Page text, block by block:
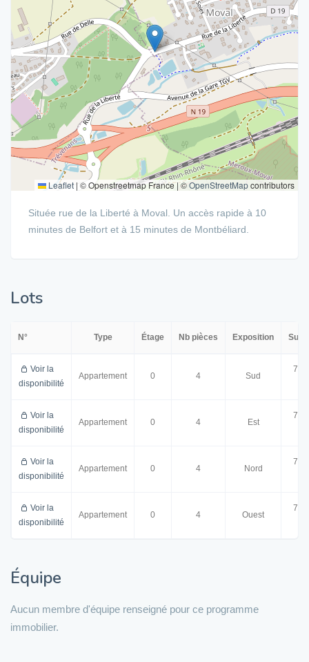
Leaflet | © Openstreetmap France | ©OpenStreetMapcontributors
Située rue de la Liberté à Moval. Un accès rapide à 10
minutes de Belfort et à 15 minutes de Montbéliard.
Lots
N° Type Étage Nb pièces Exposition
Voir la
disponibilité
Appartement 0 4 Sud
Voir la
disponibilité
Appartement 0 4 Est
Voir la
disponibilité
Appartement 0 4 Nord
Voir la
disponibilité
Appartement 0 4 Ouest
Équipe
Aucun membre d'équipe renseigné pour ce programme
immobilier.